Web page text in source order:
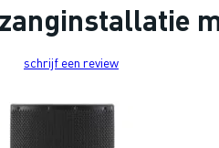
schrijf een review